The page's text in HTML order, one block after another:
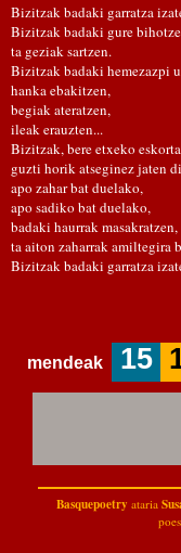
Bizitzak badaki garratza
Bizitzak badaki gure
ta geziak sartzen.
Bizitzak badaki hemezazpi
hanka ebakitzen,
begiak ateratzen,
ileak erauzten...
Bizitzak, bere etxeko
guzti horik atseginez jaten
apo zahar bat duelako,
apo sadiko bat duelako,
badaki haurrak masakratzen,
ta aiton zaharrak amiltegira
Bizitzak badaki garratza
mendeak 15
Basquepoetry ataria